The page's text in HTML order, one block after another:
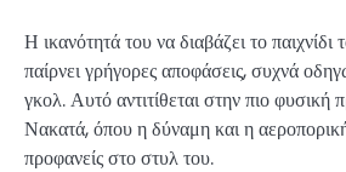
Η ικανότητά του να διαβάζει το παιχνίδι
παίρνει γρήγορες αποφάσεις, συχνά
γκολ. Αυτό αντιτίθεται στην πιο φυσική
Νακατά, όπου η δύναμη και η
προφανείς στο στυλ του.